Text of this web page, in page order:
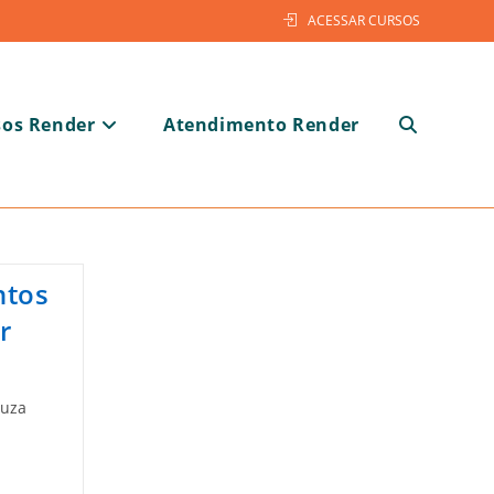
ACESSAR CURSOS
Render Atendimento Render Alternar